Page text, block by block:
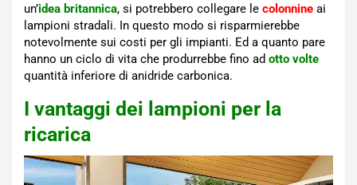
un’idea britannica, si potrebbero collegare le colonnine ai
lampioni stradali. In questo modo si risparmierebbe
notevolmente sui costi per gli impianti. Ed a quanto pare
hanno un ciclo di vita che produrrebbe fino ad otto volte
quantità inferiore di anidride carbonica.
I vantaggi dei lampioni per la
ricarica